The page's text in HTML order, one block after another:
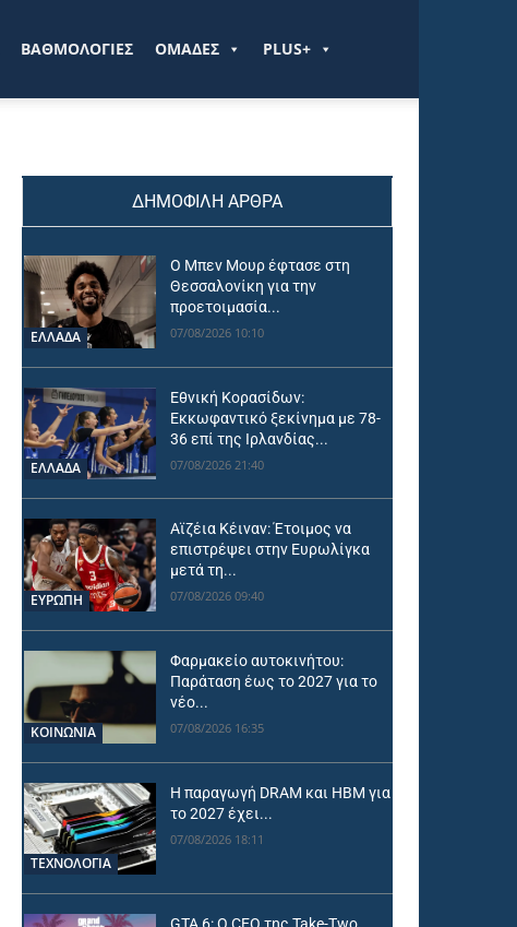
ΒΑΘΜΟΛΟΓΙΕΣ ΟΜΑΔΕΣ PLUS+
ΔΗΜΟΦΙΛΗ ΑΡΘΡΑ
ΕΛΛΑΔΑ
Ο Μπεν Μουρ έφτασε στη
Θεσσαλονίκη για την
προετοιμασία...
07/08/2026 10:10
ΕΛΛΑΔΑ
Εθνική Κορασίδων:
Εκκωφαντικό ξεκίνημα με 78-
36 επί της Ιρλανδίας...
07/08/2026 21:40
ΕΥΡΩΠΗ
Αϊζέια Κέιναν: Έτοιμος να
επιστρέψει στην Ευρωλίγκα
μετά τη...
07/08/2026 09:40
ΚΟΙΝΩΝΙΑ
Φαρμακείο αυτοκινήτου:
Παράταση έως το 2027 για το
νέο...
07/08/2026 16:35
ΤΕΧΝΟΛΟΓΙΑ
Η παραγωγή DRAM και HBM για
το 2027 έχει...
07/08/2026 18:11